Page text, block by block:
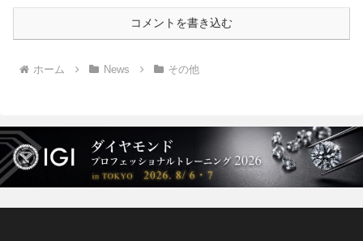
コメントを書き込む
ホーム News その他